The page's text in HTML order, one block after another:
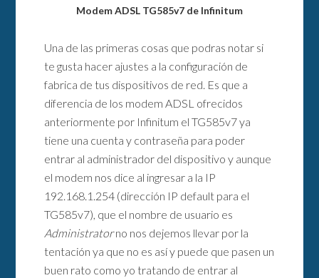
Modem ADSL TG585v7 de Infinitum
Una de las primeras cosas que podras notar si
te gusta hacer ajustes a la configuración de
fabrica de tus dispositivos de red. Es que a
diferencia de los modem ADSL ofrecidos
anteriormente por Infinitum el TG585v7 ya
tiene una cuenta y contraseña para poder
entrar al administrador del dispositivo y aunque
el modem nos dice al ingresar a la IP
192.168.1.254 (dirección IP default para el
TG585v7), que el nombre de usuario es
Administratorno nos dejemos llevar por la
tentación ya que no es así y puede que pasen un
buen rato como yo tratando de entrar al